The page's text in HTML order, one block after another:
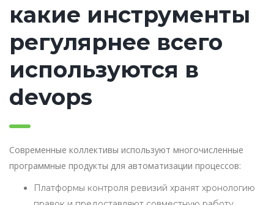
какие инструменты
регулярнее всего
используются в
devops
Современные коллективы используют многочисленные
программные продукты для автоматизации процессов:
Платформы контроля ревизий хранят хронологию